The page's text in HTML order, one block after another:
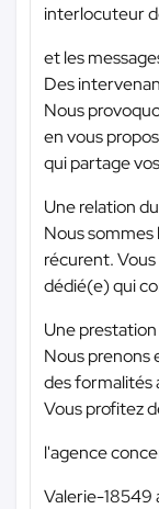
interlocuteur
et les
Des
Nous
en vous
qui partage
Une relation
Nous sommes
récurent.
dédié(e) qui
Une
Nous prenons
des formalités
Vous profitez
l'agence
Valerie-18549